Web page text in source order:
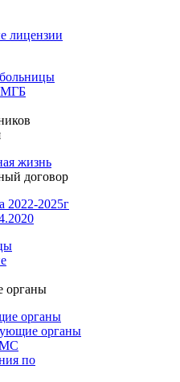
лицензии
МГБ
жизнь
договор
2022-2025г
органы
органы
органы
по